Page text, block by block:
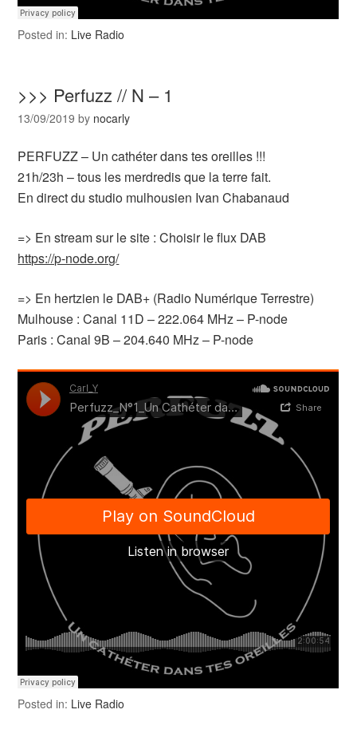
Posted in: Live Radio
>>> Perfuzz // N – 1
13/09/2019 by nocarly
PERFUZZ – Un cathéter dans tes oreilles !!!
21h/23h – tous les merdredis que la terre fait.
En direct du studio mulhousien Ivan Chabanaud
=> En stream sur le site : Choisir le flux DAB
https://p-node.org/
=> En hertzien le DAB+ (Radio Numérique Terrestre)
Mulhouse : Canal 11D – 222.064 MHz – P-node
Paris : Canal 9B – 204.640 MHz – P-node
Posted in: Live Radio